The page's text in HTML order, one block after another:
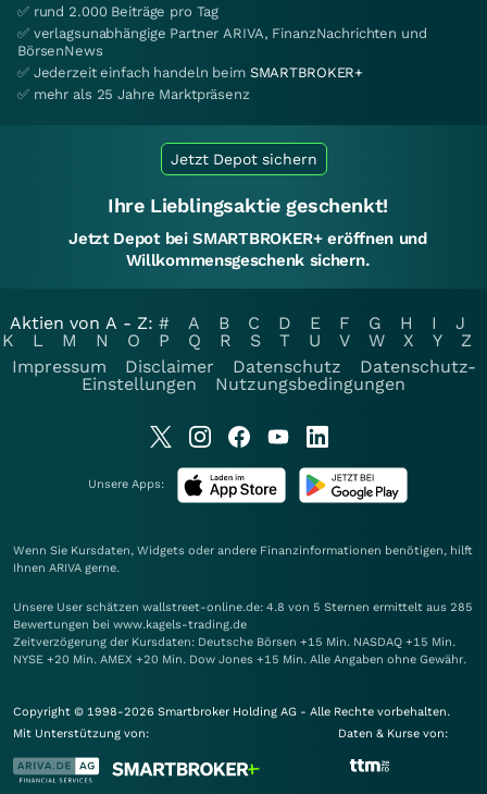
✅ rund 2.000 Beiträge pro Tag
✅ verlagsunabhängige Partner ARIVA, FinanzNachrichten und
BörsenNews
✅ Jederzeit einfach handeln beim SMARTBROKER+
✅ mehr als 25 Jahre Marktpräsenz
Jetzt Depot sichern
Ihre Lieblingsaktie geschenkt!
Jetzt Depot bei SMARTBROKER+ eröffnen und
Willkommensgeschenk sichern.
Aktien von A - Z: # A B C D E F G H I
J
K
L M N O P Q R S T U V W X Y
Z
Impressum
Disclaimer Datenschutz
Datenschutz-
Einstellungen
Nutzungsbedingungen
Unsere Apps:
Wenn Sie Kursdaten, Widgets oder andere Finanzinformationen benötigen, hilft
Ihnen ARIVA gerne.
Unsere User schätzen wallstreet-online.de: 4.8 von 5 Sternen ermittelt aus 285
Bewertungen bei www.kagels-trading.de
Zeitverzögerung der Kursdaten: Deutsche Börsen +15 Min. NASDAQ +15 Min.
NYSE +20 Min. AMEX +20 Min. Dow Jones +15 Min. Alle Angaben ohne Gewähr.
Copyright © 1998-2026 Smartbroker Holding AG - Alle Rechte vorbehalten.
Mit Unterstützung von:
Daten & Kurse von: